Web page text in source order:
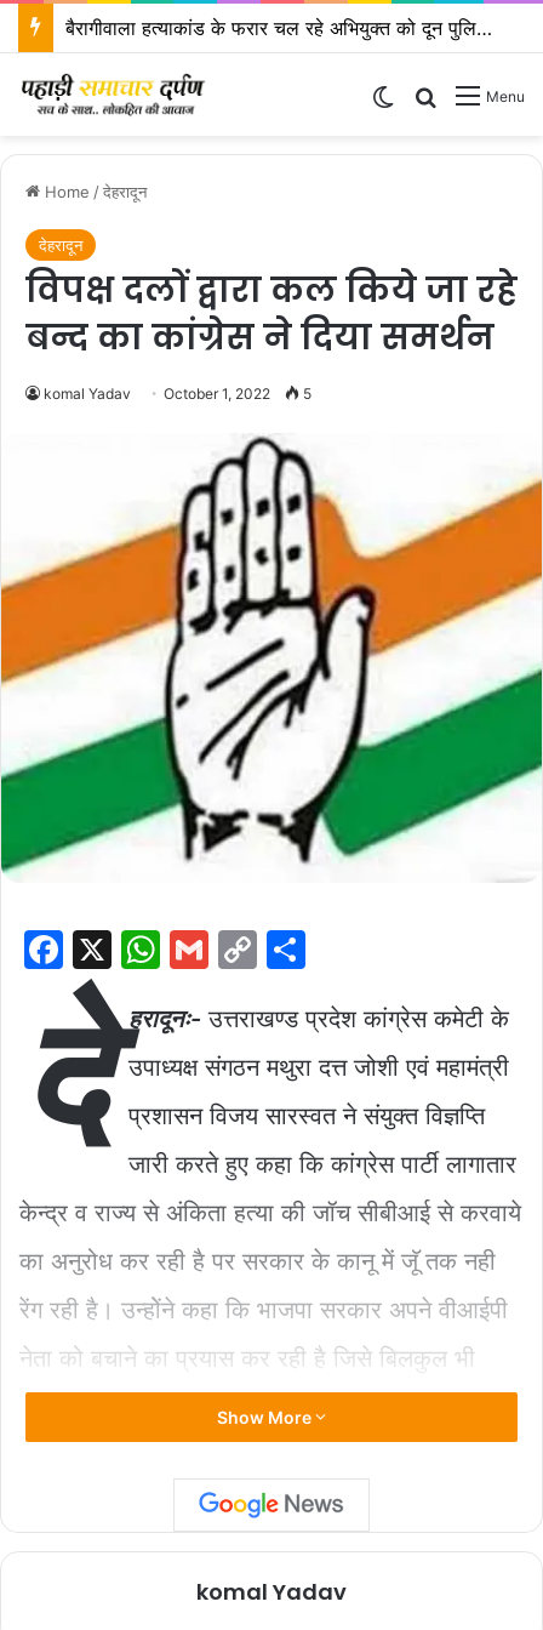
राष्ट्रीय अध्यक्ष के नेतृत्व में दिल्ली में होगी भाजपा प्रदेश कोर ग्रुप बैठक
Menu
Search for
Switch skin
Home /देहरादून
देहरादून
विपक्ष दलों द्वारा कल किये जा रहे
बन्द का कांग्रेस ने दिया समर्थन
komal Yadav October 1, 2022 5
F
a
c
e
b
o
k
X
W
at
s
A
p
p
G
ai
l
C
p
y
Li
k
ar
e
दे हरादूनः- उत्तराखण्ड प्रदेश कांग्रेस कमेटी के
उपाध्यक्ष संगठन मथुरा दत्त जोशी एवं महामंत्री
प्रशासन विजय सारस्वत ने संयुक्त विज्ञप्ति
जारी करते हुए कहा कि कांग्रेस पार्टी लागातार
केन्द्र व राज्य से अंकिता हत्या की जॉच सीबीआई से करवाये
का अनुरोध कर रही है पर सरकार के कानू में जूॅ तक नही
रेंग रही है। उन्होेंने कहा कि भाजपा सरकार अपने वीआईपी
नेता को बचाने का प्रयास कर रही है जिसे बिलकुल भी
स्वीकार नही किया जायेगा। उन्होंने कहा कि उत्तराखण्ड की
चीला बैराज में धकेल दिया गया था, इस जधन्य हत्याकाण्ड से
केवल उत्तराखण्ड ही नही बल्कि पूरे देश की जनता उद्वेलित
है। उन्होंने कहा कि कांग्रेस पार्टी लगातार केन्द्र व राज्य
Show More
komal Yadav